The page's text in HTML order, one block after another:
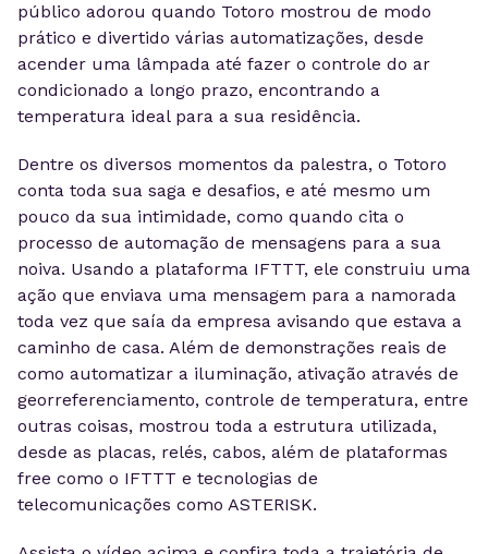
público adorou quando Totoro mostrou de modo
prático e divertido várias automatizações, desde
acender uma lâmpada até fazer o controle do ar
condicionado a longo prazo, encontrando a
temperatura ideal para a sua residência.
Dentre os diversos momentos da palestra, o Totoro
conta toda sua saga e desafios, e até mesmo um
pouco da sua intimidade, como quando cita o
processo de automação de mensagens para a sua
noiva. Usando a plataforma IFTTT, ele construiu uma
ação que enviava uma mensagem para a namorada
toda vez que saía da empresa avisando que estava a
caminho de casa. Além de demonstrações reais de
como automatizar a iluminação, ativação através de
georreferenciamento, controle de temperatura, entre
outras coisas, mostrou toda a estrutura utilizada,
desde as placas, relés, cabos, além de plataformas
free como o IFTTT e tecnologias de
telecomunicações como ASTERISK.